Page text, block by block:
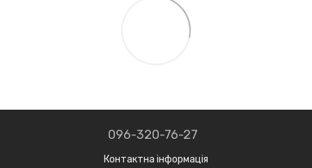
096-320-76-27
Контактна інформація